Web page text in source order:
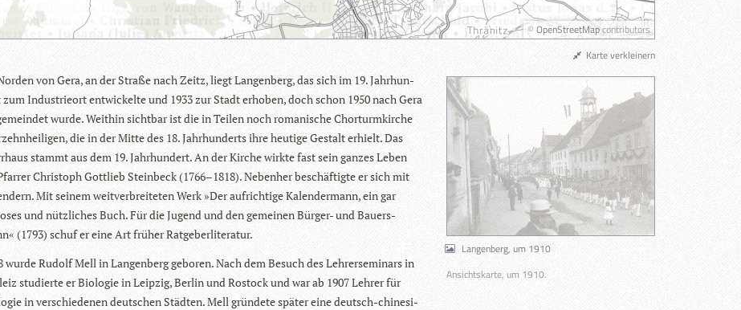
© OpenStreetMapcontributors
von Gera, an der Straße nach Zeitz, liegt Lan­gen­berg, das sich im 19. Jahr­hun­
Indus­trie­ort ent­wi­ckelte und 1933 zur Stadt erho­ben, doch schon 1950 nach Gera
wurde. Weit­hin sicht­bar ist die in Tei­len noch roma­ni­sche Chor­turm­kir­che
die in der Mitte des 18. Jahr­hun­derts ihre heu­tige Gestalt erhielt. Das
stammt aus dem 19. Jahr­hun­dert. An der Kir­che wirkte fast sein gan­zes Leben
Chris­toph Gott­lieb Stein­beck (1766–1818). Neben­her beschäf­tigte er sich mit
Mit sei­nem weit­ver­brei­te­ten Werk »Der auf­rich­tige Kalen­der­mann, ein gar
und nütz­li­ches Buch. Für die Jugend und den gemei­nen Bür­ger- und Bau­ers­
(1793) schuf er eine Art frü­her Ratgeberliteratur.
wurde Rudolf Mell in Lan­gen­berg gebo­ren. Nach dem Besuch des Leh­rer­se­mi­nars in
stu­dierte er Bio­lo­gie in Leip­zig, Ber­lin und Ros­tock und war ab 1907 Leh­rer für
in ver­schie­de­nen deut­schen Städ­ten. Mell grün­dete spä­ter eine deutsch-chi­ne­si­
Karte verkleinern
Langenberg, um 1910
Ansichtskarte, um 1910.